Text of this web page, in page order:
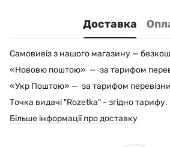
Доставка
Самовивіз з нашого магазину —
«Нововю поштою» — за тарифом
«Укр Поштою» — за тарифом
Точка видачі "Rozetka" - згідно тарифу.
Більше інформації про доставку